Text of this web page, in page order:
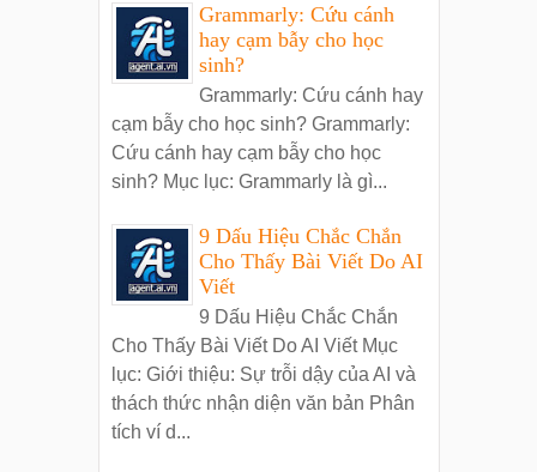
Grammarly: Cứu cánh
hay cạm bẫy cho học
sinh?
Grammarly: Cứu cánh hay
cạm bẫy cho học sinh? Grammarly:
Cứu cánh hay cạm bẫy cho học
sinh? Mục lục: Grammarly là gì...
9 Dấu Hiệu Chắc Chắn
Cho Thấy Bài Viết Do AI
Viết
9 Dấu Hiệu Chắc Chắn
Cho Thấy Bài Viết Do AI Viết Mục
lục: Giới thiệu: Sự trỗi dậy của AI và
thách thức nhận diện văn bản Phân
tích ví d...